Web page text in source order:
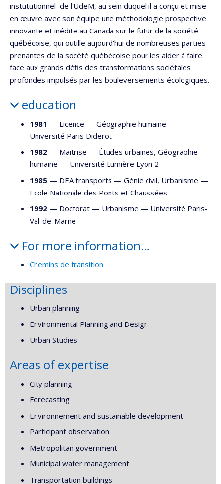
instututionnel de l'UdeM, au sein duquel il a conçu et mise
en œuvre avec son équipe une méthodologie prospective
innovante et inédite au Canada sur le futur de la société
québécoise, qui outille aujourd'hui de nombreuses parties
prenantes de la socété québécoise pour les aider à faire
face aux grands défis des transformations sociétales
profondes impulsés par les bouleversements écologiques.
education
1981 — Licence — Géographie humaine —
Université Paris Diderot
1982 — Maitrise — Études urbaines, Géographie
humaine — Université Lumière Lyon 2
1985 — DEA transports — Génie civil, Urbanisme —
Ecole Nationale des Ponts et Chaussées
1992 — Doctorat — Urbanisme — Université Paris-
Val-de-Marne
For more information…
Chemins de transition
Disciplines
Urban planning
Environmental Planning and Design
Urban Studies
Areas of expertise
City planning
Forecasting
Environnement and sustainable development
Participant observation
Metropolitan government
Municipal water management
Transportation buildings